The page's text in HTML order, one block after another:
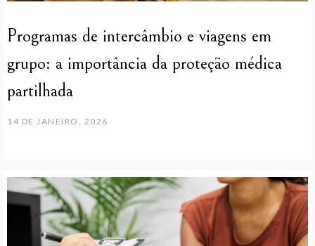
Programas de intercâmbio e viagens em
grupo: a importância da proteção médica
partilhada
14 DE JANEIRO, 2026